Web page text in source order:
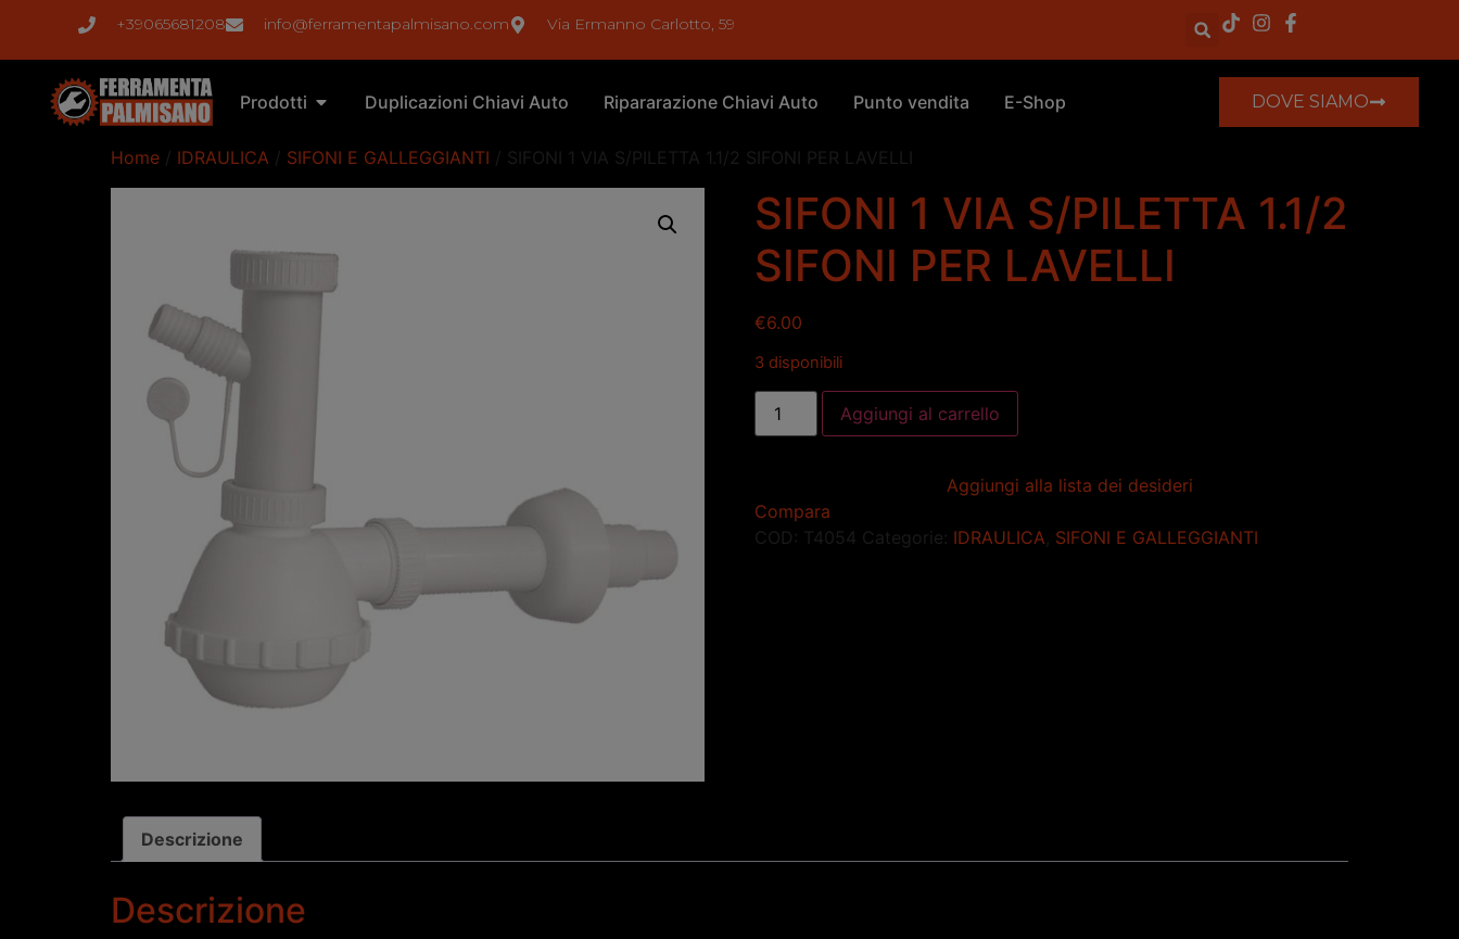
+39065681208 info@ferramentapalmisano.com Via Ermanno Carlotto, 59
Prodotti Duplicazioni Chiavi Auto Ripararazione Chiavi Auto Punto vendita E-Shop DOVE SIAMO
Home / IDRAULICA / SIFONI E GALLEGGIANTI / SIFONI 1 VIA S/PILETTA 1.1/2 SIFONI PER LAVELLI
SIFONI 1 VIA S/PILETTA 1.1/2
SIFONI PER LAVELLI
€6.00
3 disponibili
Aggiungi al carrello
Aggiungi alla lista dei desideri
Compara
COD: T4054 Categorie: IDRAULICA SIFONI E GALLEGGIANTI
Descrizione
Descrizione